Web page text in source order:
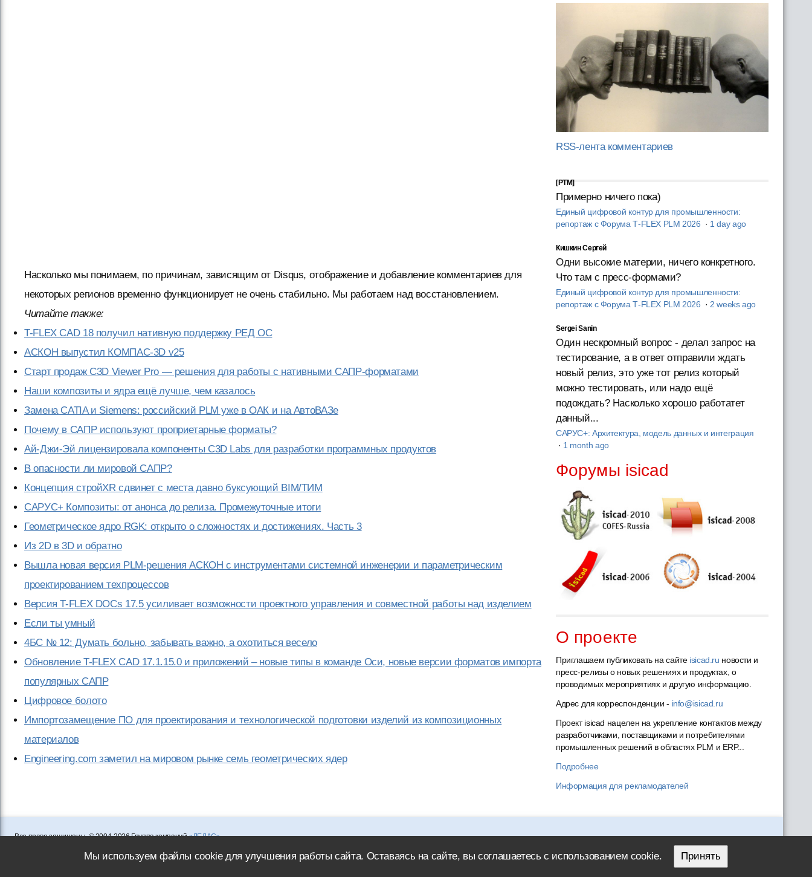
Насколько мы понимаем, по причинам, зависящим от Disqus, отображение и добавление комментариев для
некоторых регионов временно функционирует не очень стабильно. Мы работаем над восстановлением.
Читайте также:
T-FLEX CAD 18 получил нативную поддержку РЕД ОС
АСКОН выпустил КОМПАС-3D v25
Старт продаж C3D Viewer Pro — решения для работы с нативными САПР-форматами
Наши композиты и ядра ещё лучше, чем казалось
Замена CATIA и Siemens: российский PLM уже в ОАК и на АвтоВАЗе
Почему в САПР используют проприетарные форматы?
Ай-Джи-Эй лицензировала компоненты C3D Labs для разработки программных продуктов
В опасности ли мировой САПР?
Концепция стройXR сдвинет с места давно буксующий BIM/ТИМ
САРУС+ Композиты: от анонса до релиза. Промежуточные итоги
Геометрическое ядро RGK: открыто о сложностях и достижениях. Часть 3
Из 2D в 3D и обратно
Вышла новая версия PLM-решения АСКОН с инструментами системной инженерии и параметрическим
проектированием техпроцессов
Версия T-FLEX DOCs 17.5 усиливает возможности проектного управления и совместной работы над изделием
Если ты умный
4БС № 12: Думать больно, забывать важно, а охотиться весело
Обновление T-FLEX CAD 17.1.15.0 и приложений – новые типы в команде Оси, новые версии форматов импорта
популярных САПР
Цифровое болото
Импортозамещение ПО для проектирования и технологической подготовки изделий из композиционных
материалов
Engineering.com заметил на мировом рынке семь геометрических ядер
RSS-лента комментариев
[PTM]
Примерно ничего пока)
Единый цифровой контур для промышленности:
репортаж с Форума T‑FLEX PLM 2026 · 1 day ago
Кишкин Сергей
Одни высокие материи, ничего конкретного.
Что там с пресс-формами?
Единый цифровой контур для промышленности:
репортаж с Форума T‑FLEX PLM 2026 · 2 weeks ago
Sergei Sanin
Один нескромный вопрос - делал запрос на
тестирование, а в ответ отправили ждать
новый релиз, это уже тот релиз который
можно тестировать, или надо ещё
подождать? Насколько хорошо работатет
данный...
САРУС+: Архитектура, модель данных и интеграция
· 1 month ago
Форумы isicad
О проекте
Приглашаем публиковать на сайте isicad.ru новости и
пресс-релизы о новых решениях и продуктах, о
проводимых мероприятиях и другую информацию.
Адрес для корреспонденции - info@isicad.ru
Проект isicad нацелен на укрепление контактов между
разработчиками, поставщиками и потребителями
промышленных решений в областях PLM и ERP...
Подробнее
Информация для рекламодателей
Все права защищены. © 2004-2026 Группа компаний«ЛЕДАС»
Вы можете обратиться к нам по адресуinfo@isicad.ru.
Мы используем файлы cookie для улучшения работы сайта. Оставаясь на сайте, вы соглашаетесь с использованием cookie. Принять